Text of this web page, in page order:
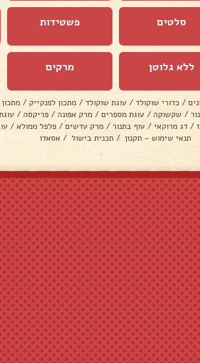
סלטים פשטידות
ללא גלוטן מרקים
/ כדורי שוקולד / עוגת שוקולד / מתכון לפנקייק /
/ שקשוקה / עוגת מספרים / מרק אפונה / פריקסה /
/ דג מרוקאי / עוף בתנור / מרק עדשים / פלפל ממולא /
תנאי שימוש - תקנון / תכנית בישול / אסאדו